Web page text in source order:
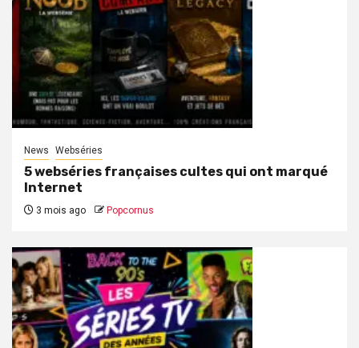
News Webséries
5 webséries françaises cultes qui ont marqué
Internet
3 mois ago Popcornus